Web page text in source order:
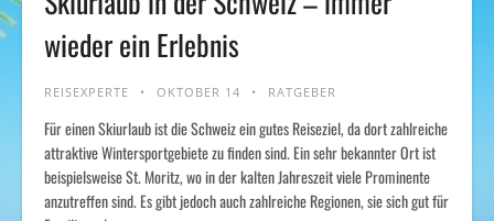
wieder ein Erlebnis
REISEXPERTE OKTOBER 14 RATGEBER
Für einen Skiurlaub ist die Schweiz ein gutes Reiseziel, da dort zahlreiche
attraktive Wintersportgebiete zu finden sind. Ein sehr bekannter Ort ist
beispielsweise St. Moritz, wo in der kalten Jahreszeit viele Prominente
anzutreffen sind. Es gibt jedoch auch zahlreiche Regionen, sie sich gut für